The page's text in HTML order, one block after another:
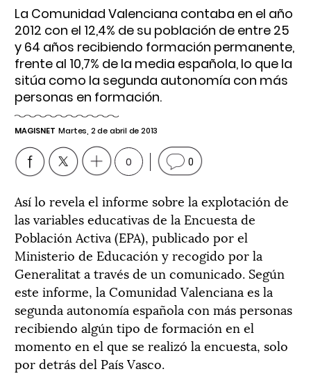
La Comunidad Valenciana contaba en el año
2012 con el 12,4% de su población de entre 25
y 64 años recibiendo formación permanente,
frente al 10,7% de la media española, lo que la
sitúa como la segunda autonomía con más
personas en formación.
MAGISNET Martes, 2 de abril de 2013
0 0
Así lo revela el informe sobre la explotación de
las variables educativas de la Encuesta de
Población Activa (EPA), publicado por el
Ministerio de Educación y recogido por la
Generalitat a través de un comunicado. Según
este informe, la Comunidad Valenciana es la
segunda autonomía española con más personas
recibiendo algún tipo de formación en el
momento en el que se realizó la encuesta, solo
por detrás del País Vasco.